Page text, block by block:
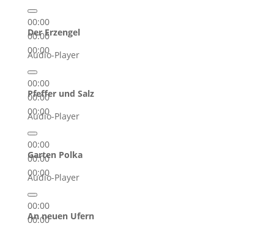
00:00
00:00
00:00
Der Erzengel
Audio-Player
00:00
00:00
00:00
Pfeffer und Salz
Audio-Player
00:00
00:00
00:00
Garten Polka
Audio-Player
00:00
00:00
An neuen Ufern